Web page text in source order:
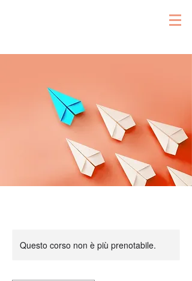
Questo corso non è più prenotabile.